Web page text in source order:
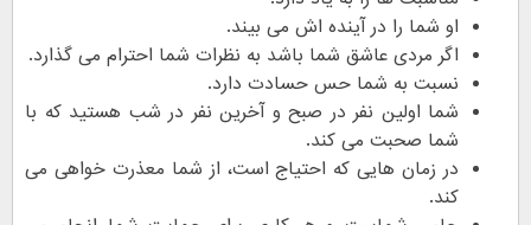
او شما را در آینده اش می بیند.
اگر مردی عاشق شما باشد به نظرات شما احترام می گذارد.
نسبت به شما حس حسادت دارد.
شما اولین نفر در صبح و آخرین نفر در شب هستید که با
شما صحبت می کند.
در زمان هایی که احتیاج است، از شما معذرت خواهی می
کند.